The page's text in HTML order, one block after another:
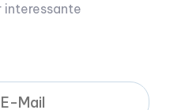
interessante